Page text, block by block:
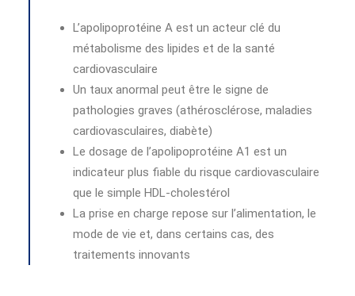
L’apolipoprotéine A est un acteur clé du
métabolisme des lipides et de la santé
cardiovasculaire
Un taux anormal peut être le signe de
pathologies graves (athérosclérose, maladies
cardiovasculaires, diabète)
Le dosage de l’apolipoprotéine A1 est un
indicateur plus fiable du risque cardiovasculaire
que le simple HDL-cholestérol
La prise en charge repose sur l’alimentation, le
mode de vie et, dans certains cas, des
traitements innovants